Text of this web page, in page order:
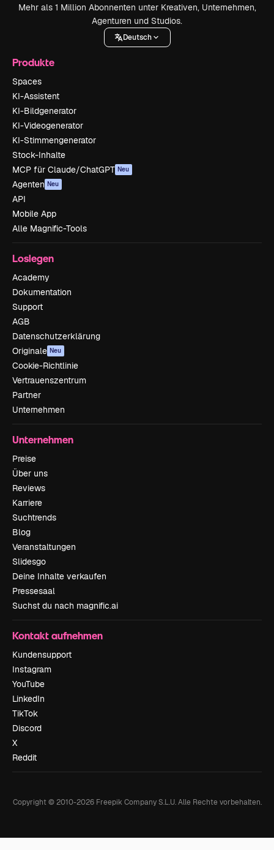
Mehr als 1 Million Abonnenten unter Kreativen, Unternehmen,
Agenturen und Studios.
Deutsch
Produkte
Spaces
KI-Assistent
KI-Bildgenerator
KI-Videogenerator
KI-Stimmengenerator
Stock-Inhalte
MCP für Claude/ChatGPT Neu
Agenten Neu
API
Mobile App
Alle Magnific-Tools
Loslegen
Academy
Dokumentation
Support
AGB
Datenschutzerklärung
Originale Neu
Cookie-Richtlinie
Vertrauenszentrum
Partner
Unternehmen
Unternehmen
Preise
Über uns
Reviews
Karriere
Suchtrends
Blog
Veranstaltungen
Slidesgo
Deine Inhalte verkaufen
Pressesaal
Suchst du nach magnific.ai
Kontakt aufnehmen
Kundensupport
Instagram
YouTube
LinkedIn
TikTok
Discord
X
Reddit
Copyright © 2010-2026Freepik Company S.L.U. Alle Rechte vorbehalten.